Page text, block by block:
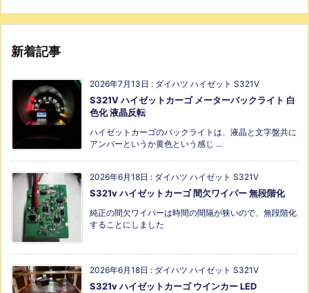
新着記事
2026年7月13日 : ダイハツ ハイゼット S321V
S321V ハイゼットカーゴ メーターバックライト 白
色化 液晶反転
ハイゼットカーゴのバックライトは、液晶と文字盤共に
アンバーというか黄色という感じ ...
2026年6月18日 : ダイハツ ハイゼット S321V
S321v ハイゼットカーゴ 間欠ワイパー 無段階化
純正の間欠ワイパーは時間の間隔が狭いので、無段階化
することにしました
2026年6月18日 : ダイハツ ハイゼット S321V
S321v ハイゼットカーゴ ウインカー LED